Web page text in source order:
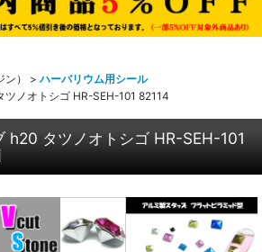
） > ハーバリウム用シール
ノオトシゴ HR-SEH-101 82114
h20 タツノオトシゴ HR-SEH-101